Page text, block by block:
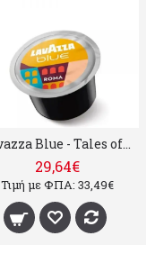
Lavazza Blue - Tales of Roma 100 τεμαχια (4088)
29,64€
Τιμή με ΦΠΑ: 33,49€